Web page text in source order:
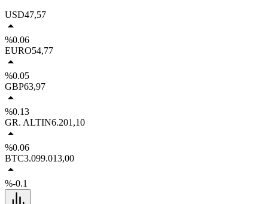
USD47,57
%0.06
EURO54,77
%0.05
GBP63,97
%0.13
GR. ALTIN6.201,10
%0.06
BTC3.099.013,00
%-0.1